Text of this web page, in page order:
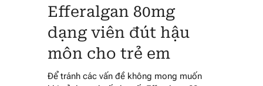
Efferalgan 80mg
dạng viên đút hậu
môn cho trẻ em
Để tránh các vấn đề không mong muốn